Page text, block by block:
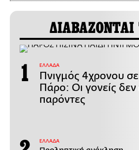
ΕΛΛΑΔΑ
Πνιγμός 4χρονου
Πάρο: Οι γονείς
παρόντες
ΕΛΛΑΔΑ